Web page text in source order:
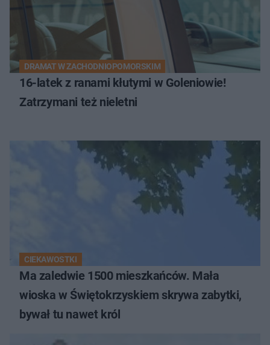
DRAMAT W ZACHODNIOPOMORSKIM
16-latek z ranami kłutymi w Goleniowie!
Zatrzymani też nieletni
CIEKAWOSTKI
Ma zaledwie 1500 mieszkańców. Mała
wioska w Świętokrzyskiem skrywa zabytki,
bywał tu nawet król